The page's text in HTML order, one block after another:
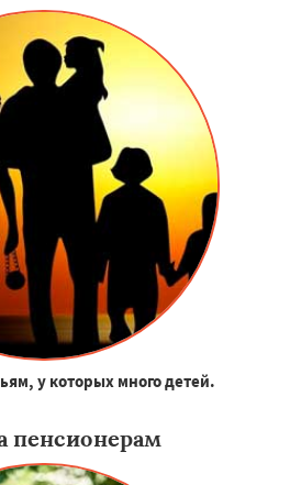
у которых много детей.
пенсионерам